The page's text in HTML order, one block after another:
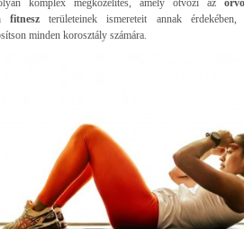
fitneszterületeinek ismereteit annak
minden korosztály számára.